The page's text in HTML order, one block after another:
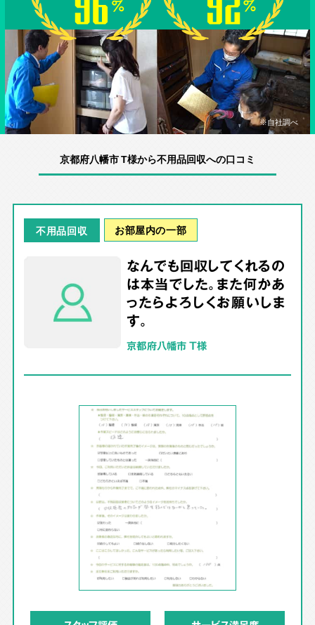
※自社調べ
京都府八幡市 T様から不用品回収への口コミ
不用品回収 お部屋内の一部
なんでも回収してくれるの
は本当でした。また何かあ
ったらよろしくお願いしま
す。
京都府八幡市 T様